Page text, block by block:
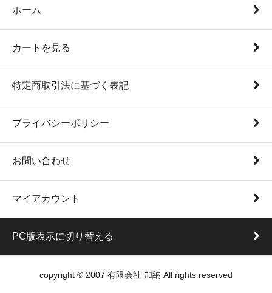
ホーム
カートを見る
特定商取引法に基づく表記
プライバシーポリシー
お問い合わせ
マイアカウント
PC版表示に切り替える
copyright © 2007 有限会社 加納 All rights reserved